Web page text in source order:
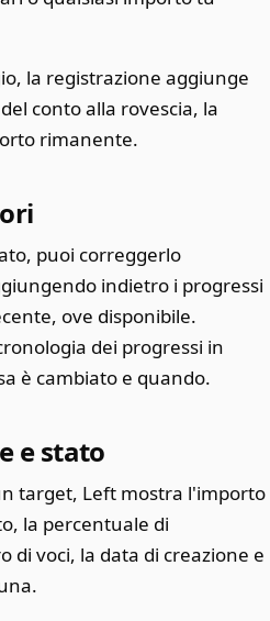
la registrazione aggiunge
conto alla rovescia, la
rimanente.
puoi correggerlo
indietro i progressi
ove disponibile.
dei progressi in
è cambiato e quando.
e stato
target, Left mostra l'importo
la percentuale di
di voci, la data di creazione e